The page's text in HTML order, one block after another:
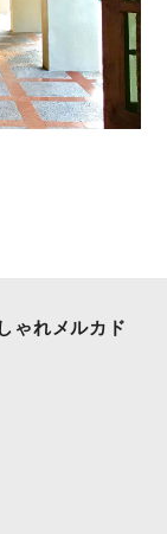
ゃれメルカド